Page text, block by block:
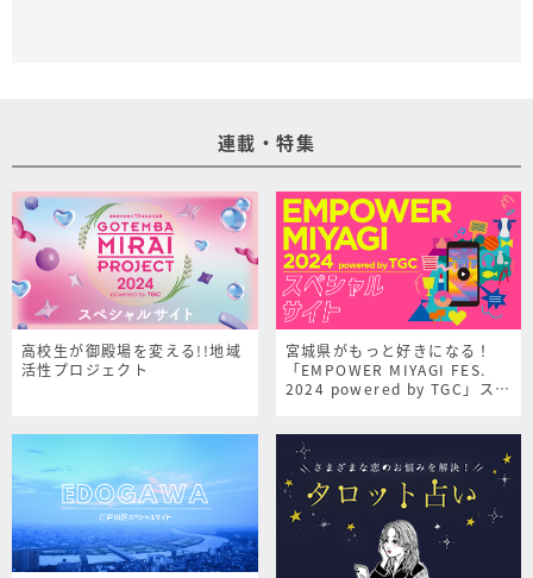
連載・特集
高校生が御殿場を変える!!地域
活性プロジェクト
宮城県がもっと好きになる！
「EMPOWER MIYAGI FES.
2024 powered by TGC」スペ